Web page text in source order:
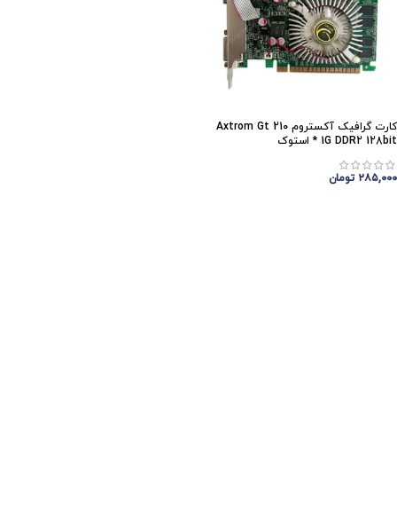
کارت گرافیک آکستروم Axtrom Gt 210
1G DDR2 128bit * استوک
۲۸۵,۰۰۰ تومان